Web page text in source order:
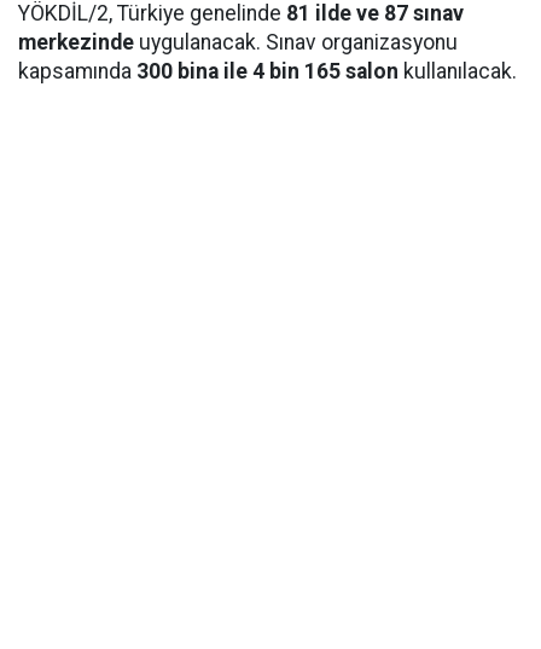
YÖKDİL/2, Türkiye genelinde 81 ilde ve 87 sınav
merkezinde uygulanacak. Sınav organizasyonu
kapsamında 300 bina ile 4 bin 165 salon kullanılacak.